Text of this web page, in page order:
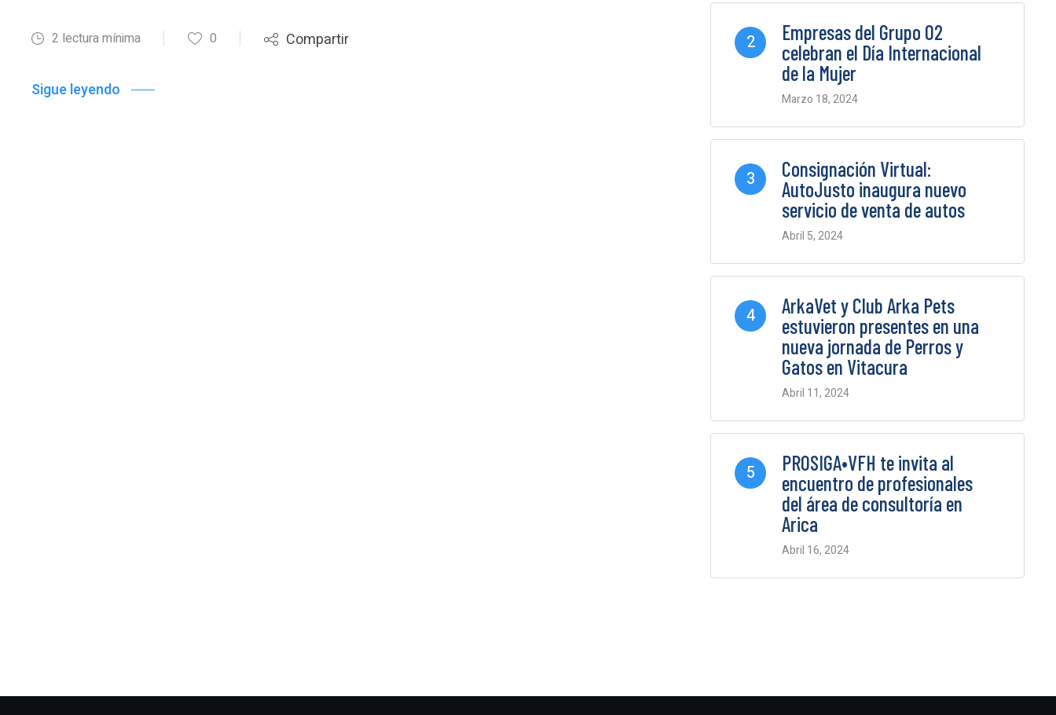
2 lectura mínima 0 Compartir
Sigue leyendo
2
Empresas del Grupo O2
celebran el Día Internacional
de la Mujer
Marzo 18, 2024
3
Consignación Virtual:
AutoJusto inaugura nuevo
servicio de venta de autos
Abril 5, 2024
4
ArkaVet y Club Arka Pets
estuvieron presentes en una
nueva jornada de Perros y
Gatos en Vitacura
Abril 11, 2024
5
PROSIGA•VFH te invita al
encuentro de profesionales
del área de consultoría en
Arica
Abril 16, 2024